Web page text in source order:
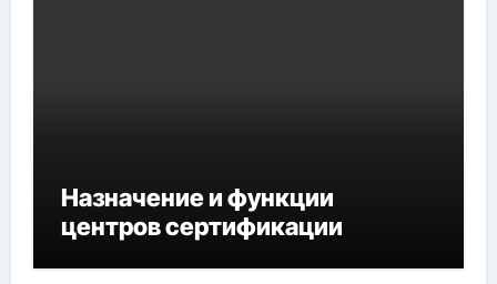
Назначение и функции
центров сертификации